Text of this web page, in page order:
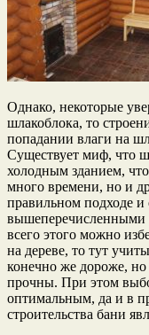
Однако, некоторые
шлакоблока, то
попадании влаги на
Существует миф, что
холодным зданием,
много времени, но и
правильном подходе и
вышеперечисленными
всего этого можно
на дереве, то тут
конечно же дороже, но
прочны. При этом
оптимальным, да и в
строительства бани